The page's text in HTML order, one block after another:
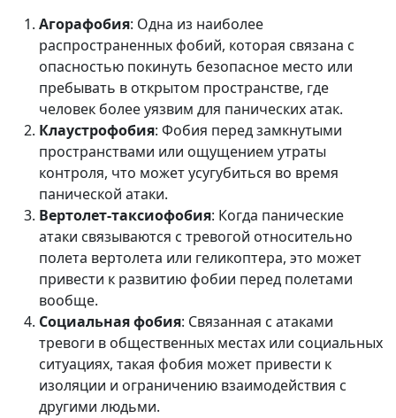
Агорафобия: Одна из наиболее
распространенных фобий, которая связана с
опасностью покинуть безопасное место или
пребывать в открытом пространстве, где
человек более уязвим для панических атак.
Клаустрофобия: Фобия перед замкнутыми
пространствами или ощущением утраты
контроля, что может усугубиться во время
панической атаки.
Вертолет-таксиофобия: Когда панические
атаки связываются с тревогой относительно
полета вертолета или геликоптера, это может
привести к развитию фобии перед полетами
вообще.
Социальная фобия: Связанная с атаками
тревоги в общественных местах или социальных
ситуациях, такая фобия может привести к
изоляции и ограничению взаимодействия с
другими людьми.